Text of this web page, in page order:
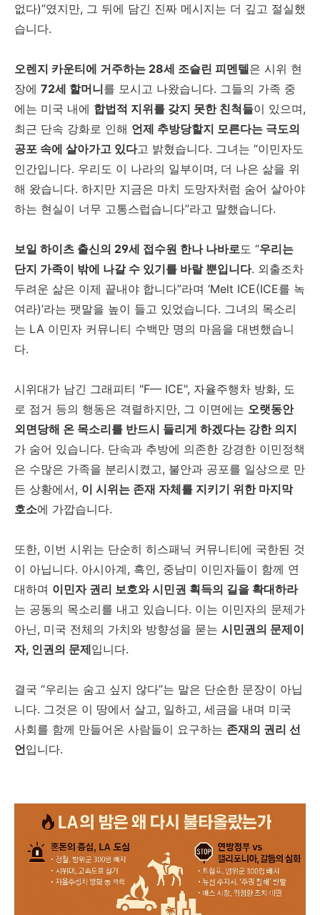
없다)”였지만, 그 뒤에 담긴 진짜 메시지는 더 깊고 절실했
습니다.
오렌지 카운티에 거주하는 28세 조슬린 피멘텔은 시위 현
장에 72세 할머니를 모시고 나왔습니다. 그들의 가족 중
에는 미국 내에 합법적 지위를 갖지 못한 친척들이 있으며,
최근 단속 강화로 인해 언제 추방당할지 모른다는 극도의
공포 속에 살아가고 있다고 밝혔습니다. 그녀는 “이민자도
인간입니다. 우리도 이 나라의 일부이며, 더 나은 삶을 위
해 왔습니다. 하지만 지금은 마치 도망자처럼 숨어 살아야
하는 현실이 너무 고통스럽습니다”라고 말했습니다.
보일 하이츠 출신의 29세 접수원 한나 나바로 도 “우리는
단지 가족이 밖에 나갈 수 있기를 바랄 뿐입니다. 외출조차
두려운 삶은 이제 끝내야 합니다”라며 ‘Melt ICE(ICE를 녹
여라)’라는 팻말을 높이 들고 있었습니다. 그녀의 목소리
는 LA 이민자 커뮤니티 수백만 명의 마음을 대변했습니
다.
시위대가 남긴 그래피티 "F— ICE", 자율주행차 방화, 도
로 점거 등의 행동은 격렬하지만, 그 이면에는 오랫동안
외면당해 온 목소리를 반드시 들리게 하겠다는 강한 의지
가 숨어 있습니다. 단속과 추방에 의존한 강경한 이민정책
은 수많은 가족을 분리시켰고, 불안과 공포를 일상으로 만
든 상황에서, 이 시위는 존재 자체를 지키기 위한 마지막
호소에 가깝습니다.
또한, 이번 시위는 단순히 히스패닉 커뮤니티에 국한된 것
이 아닙니다. 아시아계, 흑인, 중남미 이민자들이 함께 연
대하며 이민자 권리 보호와 시민권 획득의 길을 확대하라
는 공동의 목소리를 내고 있습니다. 이는 이민자의 문제가
아닌, 미국 전체의 가치와 방향성을 묻는 시민권의 문제이
자, 인권의 문제입니다.
결국 “우리는 숨고 싶지 않다”는 말은 단순한 문장이 아닙
니다. 그것은 이 땅에서 살고, 일하고, 세금을 내며 미국
사회를 함께 만들어온 사람들이 요구하는 존재의 권리 선
언입니다.